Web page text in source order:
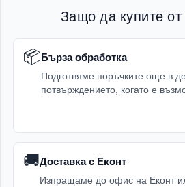
Защо да купите
📦Бърза обработка
Подготвяме поръчките още в
потвърждението, когато е
🚚Доставка с Еконт
Изпращаме до офис на Еконт